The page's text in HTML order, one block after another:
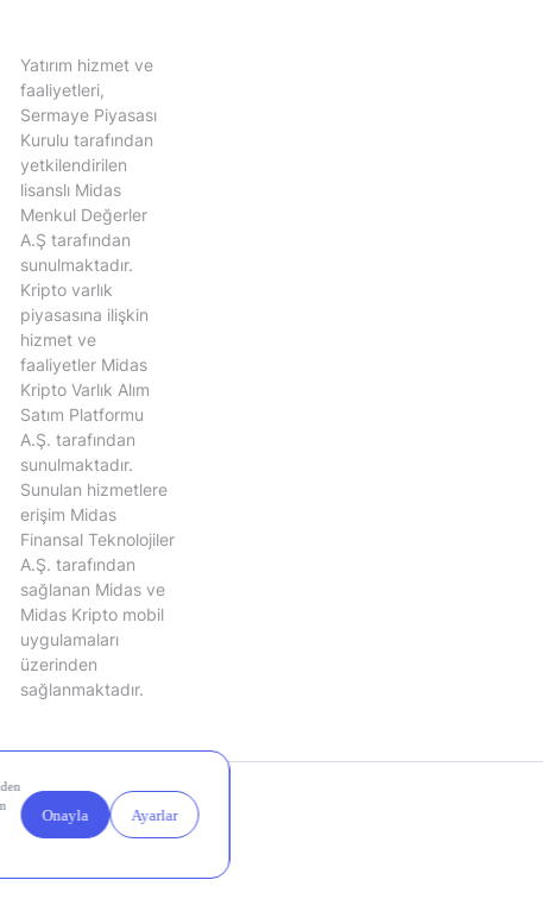
Yatırım hizmet ve
faaliyetleri,
Sermaye Piyasası
Kurulu tarafından
yetkilendirilen
lisanslı Midas
Menkul Değerler
A.Ş tarafından
sunulmaktadır.
Kripto varlık
piyasasına ilişkin
hizmet ve
faaliyetler Midas
Kripto Varlık Alım
Satım Platformu
A.Ş. tarafından
sunulmaktadır.
Sunulan hizmetlere
erişim Midas
Finansal Teknolojiler
A.Ş. tarafından
sağlanan Midas ve
Midas Kripto mobil
uygulamaları
üzerinden
sağlanmaktadır.
Yasal
Çerez